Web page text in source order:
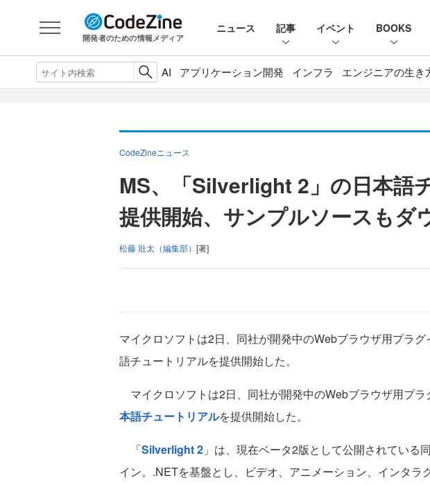
開発者のための情報メディア
ニュース 記事 イベント BOOKS
AI アプリケーション開発 インフラ エンジニアの生き
CodeZineニュース
MS、「Silverlight 2」の日本語
提供開始、サンプルソースもダ
松藤 壯太（編集部） [著]
マイクロソフトは2日、同社が開発中のWebブラウザ用プラ
語チュートリアルを提供開始した。
マイクロソフトは2日、同社が開発中のWebブラウザ用プ
本語チュートリアルを提供開始した。
「Silverlight 2 」は、現在ベータ2版として公開されている
イン。.NETを基盤とし、ビデオ、アニメーション、インタラ